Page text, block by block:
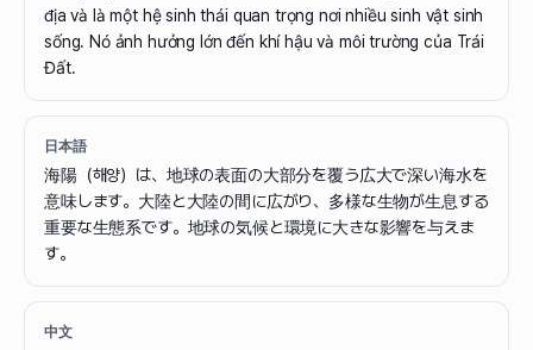
địa và là một hệ sinh thái quan trọng nơi nhiều sinh vật sinh
sống. Nó ảnh hưởng lớn đến khí hậu và môi trường của Trái
Đất.
日本語
海陽（해양）は、地球の表面の大部分を覆う広大で深い海水を
意味します。大陸と大陸の間に広がり、多様な生物が生息する
重要な生態系です。地球の気候と環境に大きな影響を与えま
す。
中文